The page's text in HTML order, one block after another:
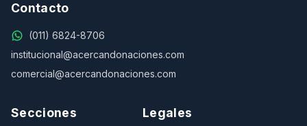
Contacto
(011) 6824-8706
institucional@acercandonaciones.com
comercial@acercandonaciones.com
Secciones Legales